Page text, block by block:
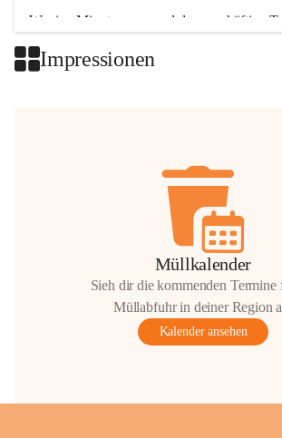
Wenige Minuten nur, und das geschäftige
Impressionen
Müllkalender
Sieh dir die kommenden Termine
Müllabfuhr in deiner Region
Kalender ansehen